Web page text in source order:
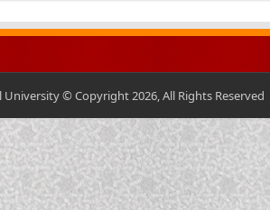
© Copyright 2026, All Rights Reserved